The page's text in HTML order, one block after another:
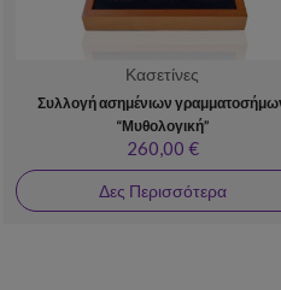
Κασετίνες
Συλλογή ασημένιων
“Μυθολογική”
260,00 €
Δες Περισσότερα